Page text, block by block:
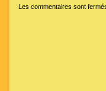
Les commentaires sont